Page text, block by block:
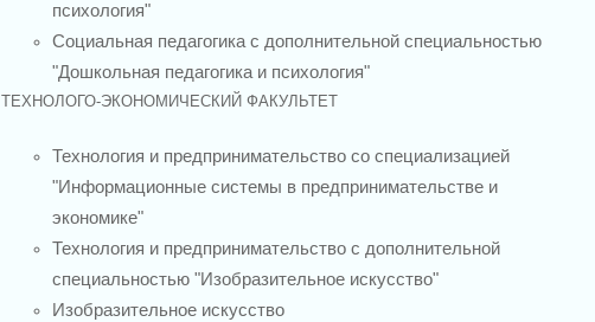
психология"
Социальная педагогика с дополнительной специальностью
"Дошкольная педагогика и психология"
ТЕХНОЛОГО-ЭКОНОМИЧЕСКИЙ ФАКУЛЬТЕТ
Технология и предпринимательство со специализацией
"Информационные системы в предпринимательстве и
экономике"
Технология и предпринимательство с дополнительной
специальностью "Изобразительное искусство"
Изобразительное искусство